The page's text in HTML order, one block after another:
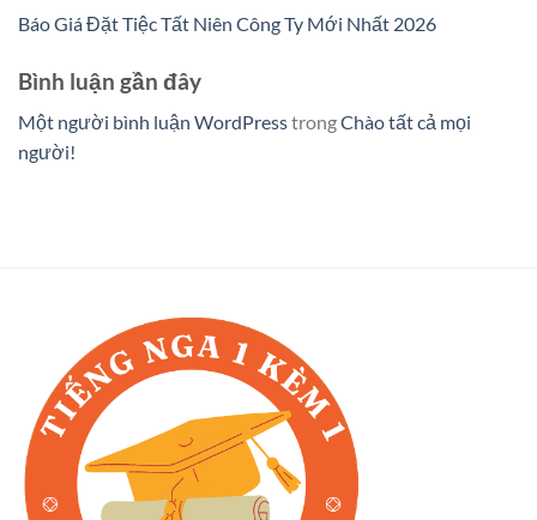
Báo Giá Đặt Tiệc Tất Niên Công Ty Mới Nhất 2026
Bình luận gần đây
Một người bình luận WordPresstrongChào tất cả mọi
người!